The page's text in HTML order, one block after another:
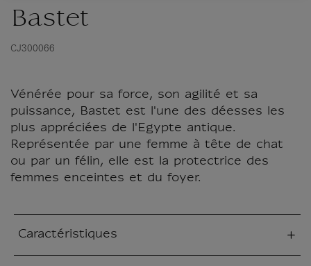
Bastet
CJ300066
Vénérée pour sa force, son agilité et sa
puissance, Bastet est l'une des déesses les
plus appréciées de l'Egypte antique.
Représentée par une femme à tête de chat
ou par un félin, elle est la protectrice des
femmes enceintes et du foyer.
Caractéristiques
fermée